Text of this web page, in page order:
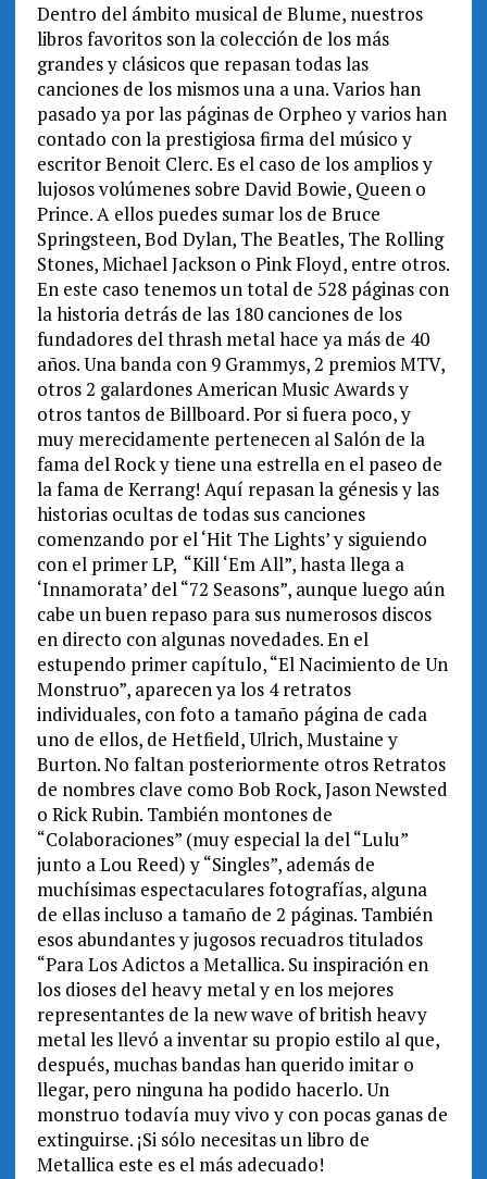
Dentro del ámbito musical de Blume, nuestros
libros favoritos son la colección de los más
grandes y clásicos que repasan todas las
canciones de los mismos una a una. Varios han
pasado ya por las páginas de Orpheo y varios han
contado con la prestigiosa firma del músico y
escritor Benoit Clerc. Es el caso de los amplios y
lujosos volúmenes sobre David Bowie, Queen o
Prince. A ellos puedes sumar los de Bruce
Springsteen, Bod Dylan, The Beatles, The Rolling
Stones, Michael Jackson o Pink Floyd, entre otros.
En este caso tenemos un total de 528 páginas con
la historia detrás de las 180 canciones de los
fundadores del thrash metal hace ya más de 40
años. Una banda con 9 Grammys, 2 premios MTV,
otros 2 galardones American Music Awards y
otros tantos de Billboard. Por si fuera poco, y
muy merecidamente pertenecen al Salón de la
fama del Rock y tiene una estrella en el paseo de
la fama de Kerrang! Aquí repasan la génesis y las
historias ocultas de todas sus canciones
comenzando por el ‘Hit The Lights’ y siguiendo
con el primer LP, “Kill ‘Em All”, hasta llega a
‘Innamorata’ del “72 Seasons”, aunque luego aún
cabe un buen repaso para sus numerosos discos
en directo con algunas novedades. En el
estupendo primer capítulo, “El Nacimiento de Un
Monstruo”, aparecen ya los 4 retratos
individuales, con foto a tamaño página de cada
uno de ellos, de Hetfield, Ulrich, Mustaine y
Burton. No faltan posteriormente otros Retratos
de nombres clave como Bob Rock, Jason Newsted
o Rick Rubin. También montones de
“Colaboraciones” (muy especial la del “Lulu”
junto a Lou Reed) y “Singles”, además de
muchísimas espectaculares fotografías, alguna
de ellas incluso a tamaño de 2 páginas. También
esos abundantes y jugosos recuadros titulados
“Para Los Adictos a Metallica. Su inspiración en
los dioses del heavy metal y en los mejores
representantes de la new wave of british heavy
metal les llevó a inventar su propio estilo al que,
después, muchas bandas han querido imitar o
llegar, pero ninguna ha podido hacerlo. Un
monstruo todavía muy vivo y con pocas ganas de
extinguirse. ¡Si sólo necesitas un libro de
Metallica este es el más adecuado!